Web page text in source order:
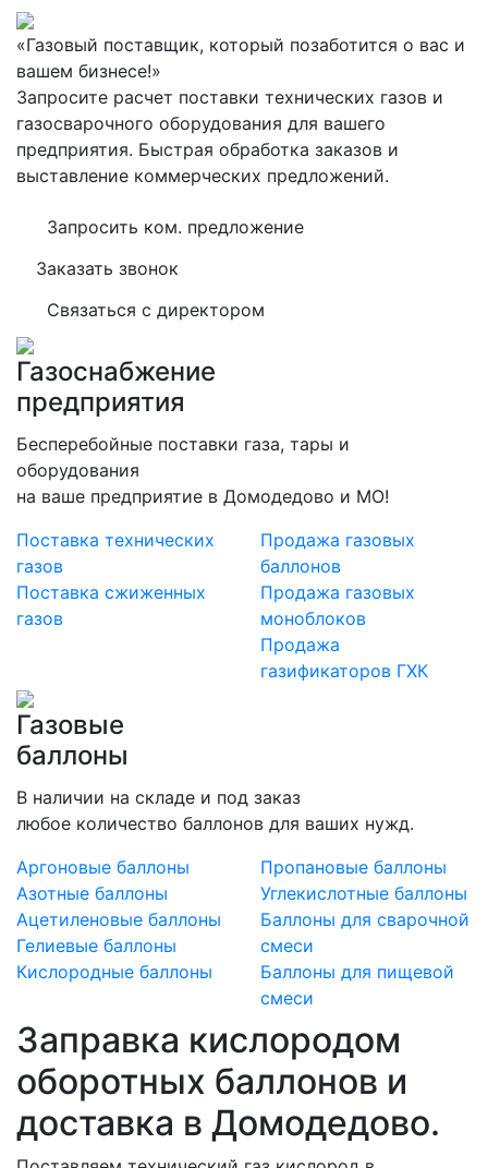
«Газовый поставщик, который позаботится о вас и
вашем бизнесе!»
Запросите расчет поставки технических газов и
газосварочного оборудования для вашего
предприятия. Быстрая обработка заказов и
выставление коммерческих предложений.
Запросить ком. предложение
Заказать звонок
Связаться с директором
Газоснабжение
предприятия
Бесперебойные поставки газа, тары и
оборудования
на ваше предприятие в Домодедово и МО!
Поставка технических
газов
Поставка сжиженных
газов
Продажа газовых
баллонов
Продажа газовых
моноблоков
Продажа
газификаторов ГХК
Газовые
баллоны
В наличии на складе и под заказ
любое количество баллонов для ваших нужд.
Аргоновые баллоны
Азотные баллоны
Ацетиленовые баллоны
Гелиевые баллоны
Кислородные баллоны
Пропановые баллоны
Углекислотные баллоны
Баллоны для сварочной
смеси
Баллоны для пищевой
смеси
Заправка кислородом
оборотных баллонов и
доставка в Домодедово.